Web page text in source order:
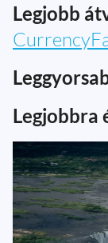
Legjobb
Legjobbra